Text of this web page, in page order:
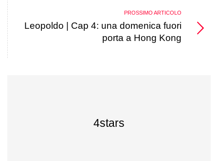
PROSSIMO ARTICOLO
Leopoldo | Cap 4: una domenica fuori
porta a Hong Kong
4stars